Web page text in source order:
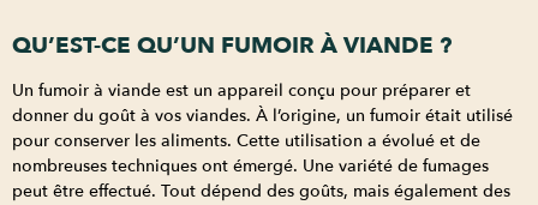
QU’EST-CE QU’UN FUMOIR À VIANDE ?
Un fumoir à viande est un appareil conçu pour préparer et
donner du goût à vos viandes. À l’origine, un fumoir était utilisé
pour conserver les aliments. Cette utilisation a évolué et de
nombreuses techniques ont émergé. Une variété de fumages
peut être effectué. Tout dépend des goûts, mais également des